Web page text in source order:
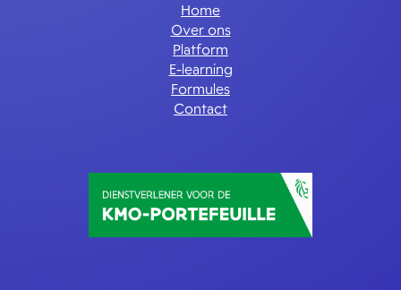
Home
Over ons
Platform
E-learning
Formules
Contact